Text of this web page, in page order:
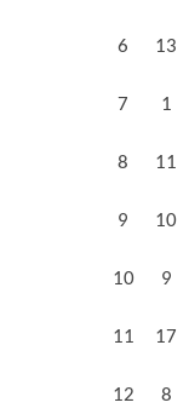
6 13
7 1
8 11
9 10
10 9
11 17
12 8